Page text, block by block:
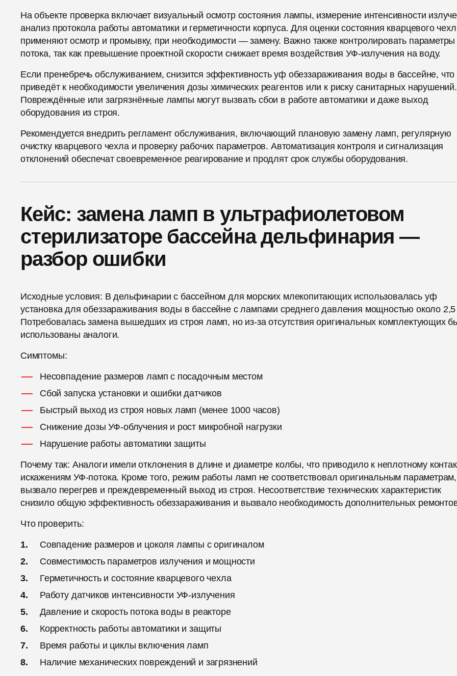
На объекте проверка включает визуальный осмотр состояния лампы, измерение интенсивности
анализ протокола работы автоматики и герметичности корпуса. Для оценки состояния кварцевого
применяют осмотр и промывку, при необходимости — замену. Важно также контролировать параметры
потока, так как превышение проектной скорости снижает время воздействия УФ-излучения на воду.
Если пренебречь обслуживанием, снизится эффективность уф обеззараживания воды в бассейне, что
приведёт к необходимости увеличения дозы химических реагентов или к риску санитарных нарушений.
Повреждённые или загрязнённые лампы могут вызвать сбои в работе автоматики и даже выход
оборудования из строя.
Рекомендуется внедрить регламент обслуживания, включающий плановую замену ламп, регулярную
очистку кварцевого чехла и проверку рабочих параметров. Автоматизация контроля и сигнализация
отклонений обеспечат своевременное реагирование и продлят срок службы оборудования.
Кейс: замена ламп в ультрафиолетовом
стерилизаторе бассейна дельфинария —
разбор ошибки
Исходные условия: В дельфинарии с бассейном для морских млекопитающих использовалась уф
установка для обеззараживания воды в бассейне с лампами среднего давления мощностью около 2,5
Потребовалась замена вышедших из строя ламп, но из-за отсутствия оригинальных комплектующих
использованы аналоги.
Симптомы:
Несовпадение размеров ламп с посадочным местом
Сбой запуска установки и ошибки датчиков
Быстрый выход из строя новых ламп (менее 1000 часов)
Снижение дозы УФ-облучения и рост микробной нагрузки
Нарушение работы автоматики защиты
Почему так: Аналоги имели отклонения в длине и диаметре колбы, что приводило к неплотному
искажениям УФ-потока. Кроме того, режим работы ламп не соответствовал оригинальным
вызвало перегрев и преждевременный выход из строя. Несоответствие технических характеристик
снизило общую эффективность обеззараживания и вызвало необходимость дополнительных
Что проверить:
Совпадение размеров и цоколя лампы с оригиналом
Совместимость параметров излучения и мощности
Герметичность и состояние кварцевого чехла
Работу датчиков интенсивности УФ-излучения
Давление и скорость потока воды в реакторе
Корректность работы автоматики и защиты
Время работы и циклы включения ламп
Наличие механических повреждений и загрязнений